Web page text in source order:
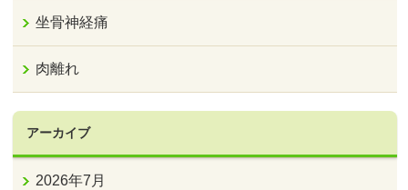
坐骨神経痛
肉離れ
アーカイブ
2026年7月